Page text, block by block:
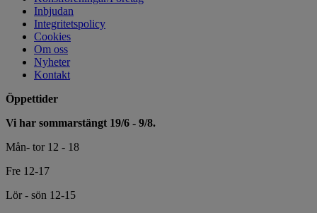
Inbjudan
Integritetspolicy
Cookies
Om oss
Nyheter
Kontakt
Öppettider
Vi har sommarstängt 19/6 - 9/8.
Mån- tor 12 - 18
Fre 12-17
Lör - sön 12-15